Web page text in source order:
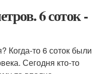
6 соток -
Когда-то 6 соток были
Сегодня кто-то